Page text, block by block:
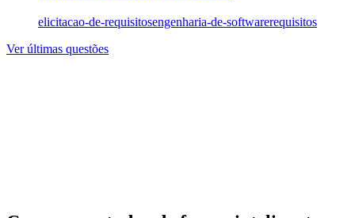
elicitacao-de-requisitosengenharia-de-softwarerequisitos
Ver últimas questões